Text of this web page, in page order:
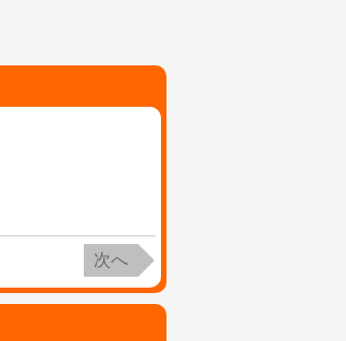
次へ